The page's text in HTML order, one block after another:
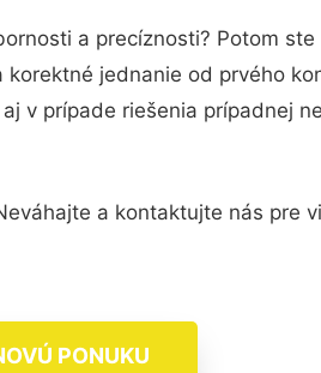
a precíznosti? Potom
jednanie od prvého
v prípade riešenia prípadnej
a kontaktujte nás pre
PONUKU